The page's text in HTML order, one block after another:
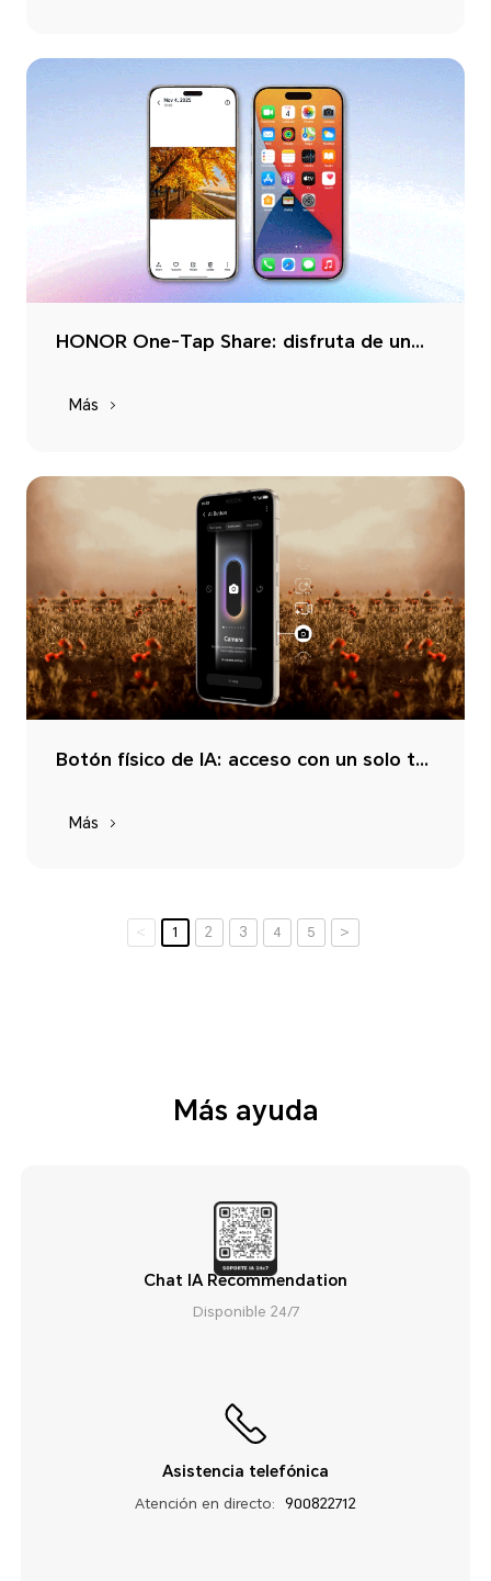
HONOR One-Tap Share: disfruta de una conectividad inteligente ilimitada
Más
Botón físico de IA: acceso con un solo toque
Más
< 1 2 3 4 5 >
Más ayuda
Chat IA Recommendation
Disponible 24/7
Asistencia telefónica
Atención en directo: 900822712